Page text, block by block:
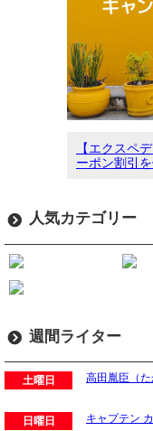
【エクスペ
ーポン割引
人気カテゴリー
週間ライター
土曜日 高田胤臣（た
日曜日 キャプテン